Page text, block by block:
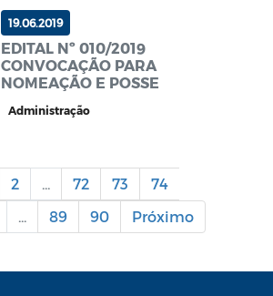
19.06.2019
EDITAL Nº 010/2019
CONVOCAÇÃO PARA
NOMEAÇÃO E POSSE
Administração
2 ... 72 73 74
... 89 90 Próximo